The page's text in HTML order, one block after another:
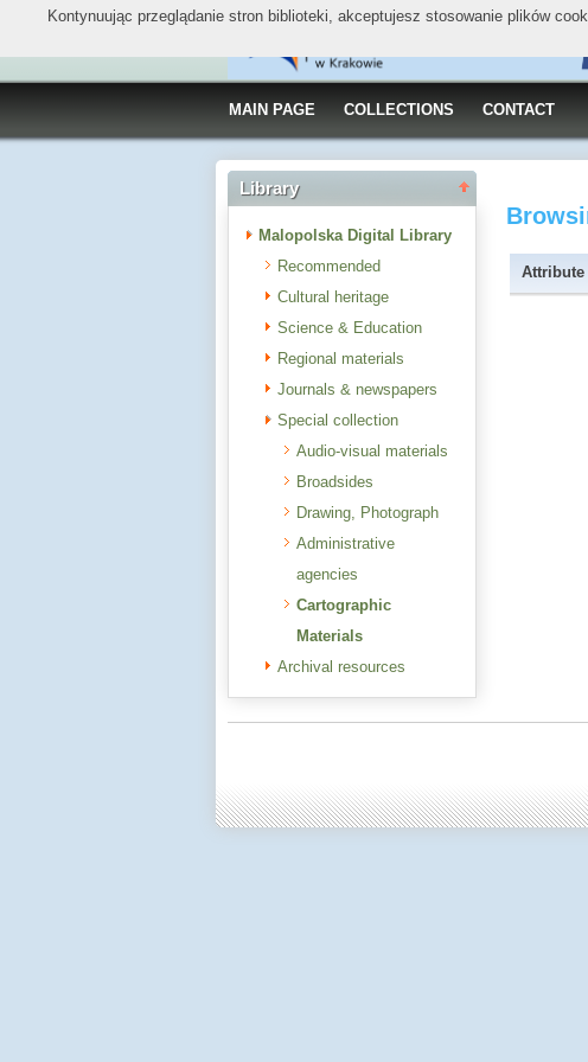
MAIN PAGE COLLECTIONS CONTACT
Library
Malopolska Digital Library
Recommended
Cultural heritage
Science & Education
Regional materials
Journals & newspapers
Special collection
Audio-visual materials
Broadsides
Drawing, Photograph
Administrative
agencies
Cartographic
Materials
Archival resources
Attribute
Kontynuując przeglądanie stron biblioteki, akceptujesz stosowanie plików